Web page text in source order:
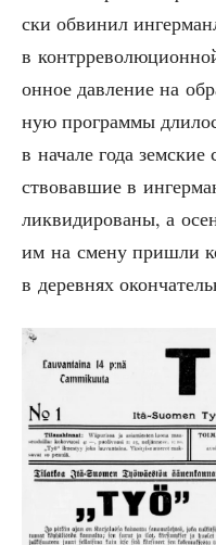
ски обви­нил
в
он­ное дав­ле­ние на
ную про­грам­мы
в нача­ле года
ство­вав­шие в
лик­ви­ди­ро­ва­ны, а
им на сме­ну при­шли
в дерев­нях